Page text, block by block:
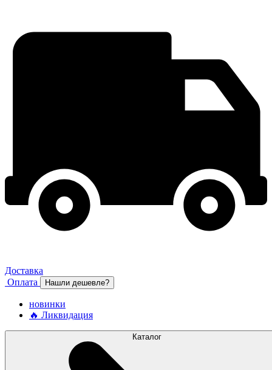
Доставка
Оплата
Нашли дешевле?
новинки
🔥 Ликвидация
Каталог